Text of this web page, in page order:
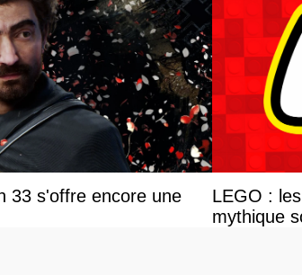
33 s'offre encore une
LEGO :
mythique